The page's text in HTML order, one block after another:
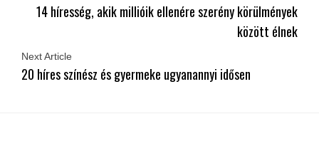
14 híresség, akik millióik ellenére szerény körülmények
között élnek
Next Article
20 híres színész és gyermeke ugyanannyi idősen